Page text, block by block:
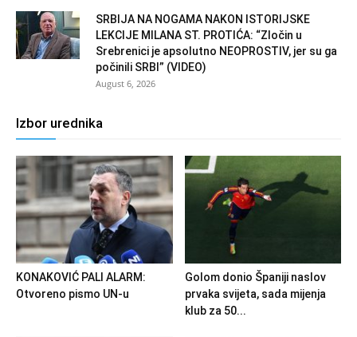
SRBIJA NA NOGAMA NAKON ISTORIJSKE
LEKCIJE MILANA ST. PROTIĆA: “Zločin u
Srebrenici je apsolutno NEOPROSTIV, jer su ga
počinili SRBI” (VIDEO)
August 6, 2026
Izbor urednika
KONAKOVIĆ PALI ALARM:
Otvoreno pismo UN-u
Golom donio Španiji naslov
prvaka svijeta, sada mijenja
klub za 50...